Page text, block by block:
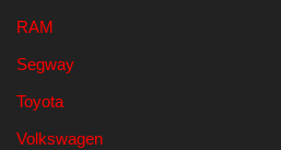
RAM
Segway
Toyota
Volkswagen